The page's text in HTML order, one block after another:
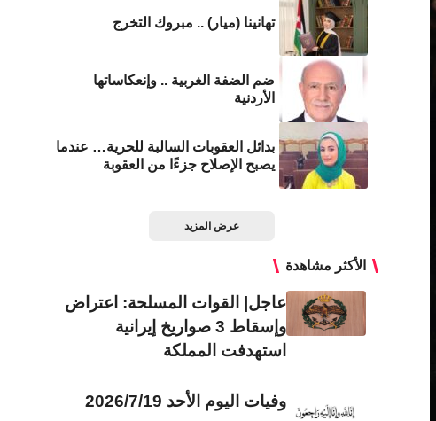
تهانينا (ميار) .. مبروك التخرج
ضم الضفة الغربية .. وإنعكاساتها
الأردنية
بدائل العقوبات السالبة للحرية… عندما
يصبح الإصلاح جزءًا من العقوبة
عرض المزيد
الأكثر مشاهدة
عاجل| القوات المسلحة: اعتراض
وإسقاط 3 صواريخ إيرانية
استهدفت المملكة
وفيات اليوم الأحد 2026/7/19